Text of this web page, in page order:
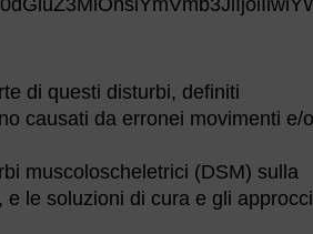
di questi disturbi, definiti
causati da erronei movimenti e/o
muscoloscheletrici (DSM) sulla
le soluzioni di cura e gli approcci